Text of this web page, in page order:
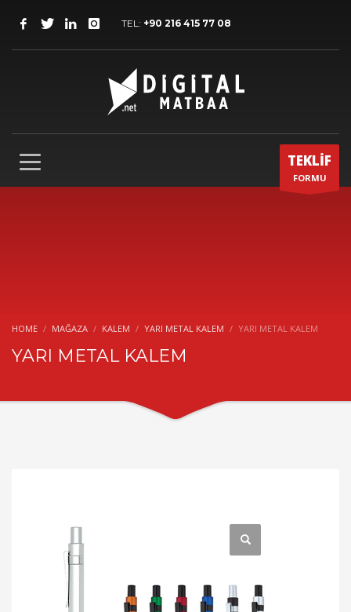
TEL: +90 216 415 77 08
TEKLİF
FORMU
HOME MAĞAZA KALEM YARI METAL KALEM YARI METAL KALEM
YARI METAL KALEM